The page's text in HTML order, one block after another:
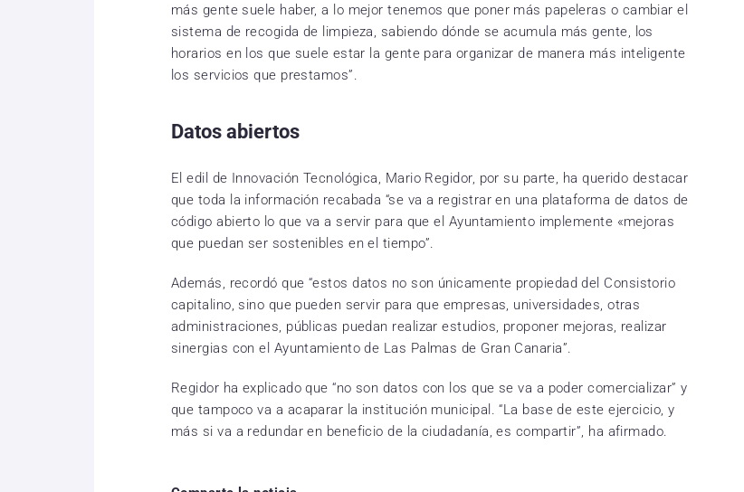
más gente suele haber, a lo mejor tenemos que poner más papeleras o cambiar el
sistema de recogida de limpieza, sabiendo dónde se acumula más gente, los
horarios en los que suele estar la gente para organizar de manera más inteligente
los servicios que prestamos”.
Datos abiertos
El edil de Innovación Tecnológica, Mario Regidor, por su parte, ha querido destacar
que toda la información recabada “se va a registrar en una plataforma de datos de
código abierto lo que va a servir para que el Ayuntamiento implemente «mejoras
que puedan ser sostenibles en el tiempo”.
Además, recordó que “estos datos no son únicamente propiedad del Consistorio
capitalino, sino que pueden servir para que empresas, universidades, otras
administraciones, públicas puedan realizar estudios, proponer mejoras, realizar
sinergias con el Ayuntamiento de Las Palmas de Gran Canaria”.
Regidor ha explicado que “no son datos con los que se va a poder comercializar” y
que tampoco va a acaparar la institución municipal. “La base de este ejercicio, y
más si va a redundar en beneficio de la ciudadanía, es compartir”, ha afirmado.